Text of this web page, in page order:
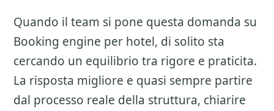
Quando il team si pone questa domanda su
Booking engine per hotel, di solito sta
cercando un equilibrio tra rigore e praticita.
La risposta migliore e quasi sempre partire
dal processo reale della struttura, chiarire